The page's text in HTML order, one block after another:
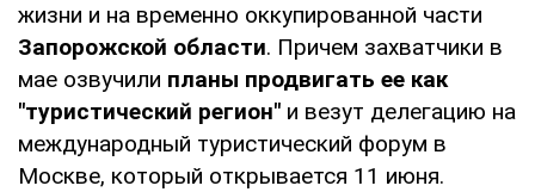
жизни и на временно оккупированной части
Запорожской области. Причем захватчики в
мае озвучили планы продвигать ее как
"туристический регион" и везут делегацию на
международный туристический форум в
Москве, который открывается 11 июня.